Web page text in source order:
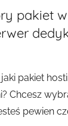
pakiet
pakiet
Chcesz
pewien